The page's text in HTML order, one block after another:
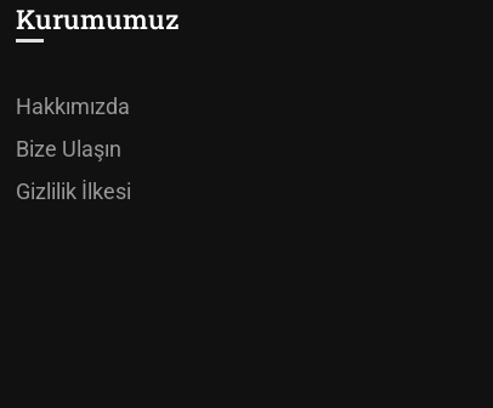
Kurumumuz
Hakkımızda
Bize Ulaşın
Gizlilik İlkesi